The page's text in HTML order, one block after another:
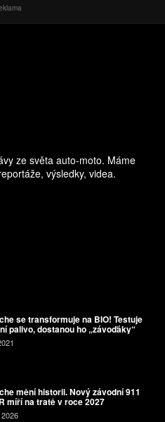
ze světa auto-moto. Máme
výsledky, videa.
se transformuje na BIO! Testuje
palivo, dostanou ho „závoďáky“
mění historii. Nový závodní 911
míří na tratě v roce 2027